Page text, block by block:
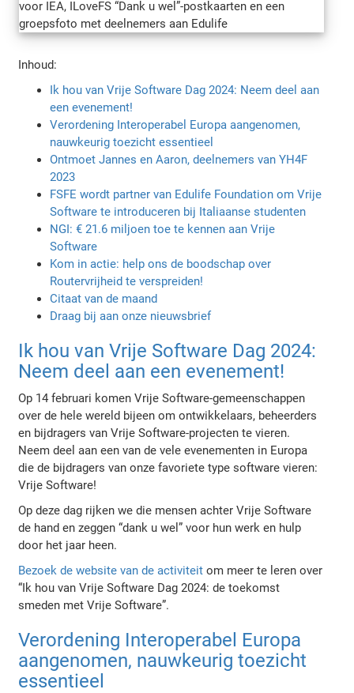
Inhoud:
Ik hou van Vrije Software Dag 2024: Neem deel aan
een evenement!
Verordening Interoperabel Europa aangenomen,
nauwkeurig toezicht essentieel
Ontmoet Jannes en Aaron, deelnemers van YH4F
2023
FSFE wordt partner van Edulife Foundation om Vrije
Software te introduceren bij Italiaanse studenten
NGI: € 21.6 miljoen toe te kennen aan Vrije
Software
Kom in actie: help ons de boodschap over
Routervrijheid te verspreiden!
Citaat van de maand
Draag bij aan onze nieuwsbrief
Ik hou van Vrije Software Dag 2024:
Neem deel aan een evenement!
Op 14 februari komen Vrije Software-gemeenschappen
over de hele wereld bijeen om ontwikkelaars, beheerders
en bijdragers van Vrije Software-projecten te vieren.
Neem deel aan een van de vele evenementen in Europa
die de bijdragers van onze favoriete type software vieren:
Vrije Software!
Op deze dag rijken we die mensen achter Vrije Software
de hand en zeggen “dank u wel” voor hun werk en hulp
door het jaar heen.
Bezoek de website van de activiteit om meer te leren over
“Ik hou van Vrije Software Dag 2024: de toekomst
smeden met Vrije Software”.
Verordening Interoperabel Europa
aangenomen, nauwkeurig toezicht
essentieel